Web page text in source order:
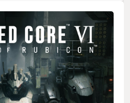
あったものの、3Dアクションゲー
り、傑作だと思います。 大好きな
す。